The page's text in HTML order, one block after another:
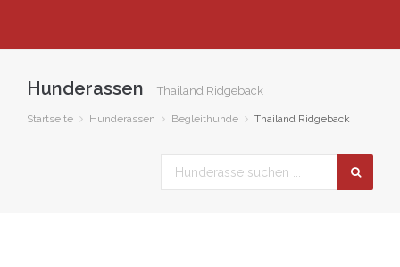
Hunderassen Thailand Ridgeback
Startseite Hunderassen Begleithunde Thailand Ridgeback